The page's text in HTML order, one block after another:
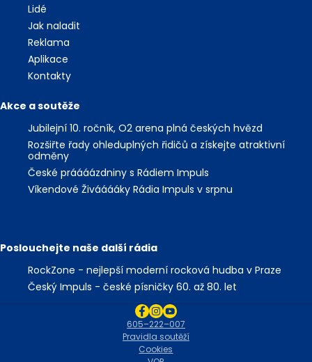
Lidé
Jak naladit
Reklama
Aplikace
Kontakty
Akce a soutěže
Jubilejní 10. ročník, O2 arena plná českých hvězd
Rozšiřte řady ohleduplných řidičů a získejte atraktivní
odměny
České práááázdniny s Rádiem Impuls
Víkendové Živááááky Rádia Impuls v srpnu
Poslouchejte naše další rádia
RockZone - nejlepší moderní rocková hudba v Praze
Český Impuls - české písničky 60. až 80. let
Cookies
Pravidla soutěží
605–222–007